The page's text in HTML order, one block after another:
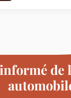
de